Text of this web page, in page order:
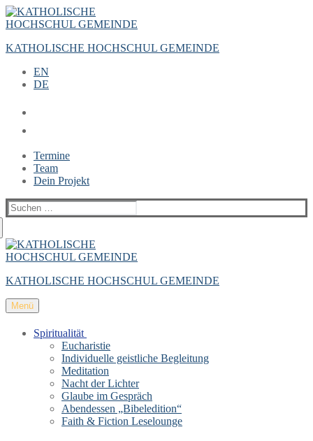
Zum
Inhalt
Menü
Schließen
KATHOLISCHE HOCHSCHUL GEMEINDE
EN
DE
Termine
Team
Dein Projekt
Suchen
nach:
KATHOLISCHE HOCHSCHUL GEMEINDE
Menü
Spiritualität
Eucharistie
Individuelle geistliche Begleitung
Meditation
Nacht der Lichter
Glaube im Gespräch
Abendessen „Bibeledition“
Faith & Fiction Leselounge